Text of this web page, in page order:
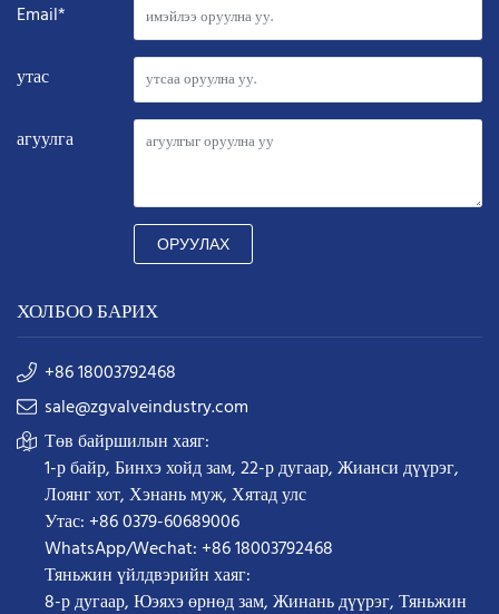
Email*
утас
агуулга
ОРУУЛАХ
ХОЛБОО БАРИХ
+86 18003792468
sale@zgvalveindustry.com
Төв байршилын хаяг:
1-р байр, Бинхэ хойд зам, 22-р дугаар, Жианси дүүрэг,
Лоянг хот, Хэнань муж, Хятад улс
Утас: +86 0379-60689006
WhatsApp/Wechat: +86 18003792468
Тяньжин үйлдвэрийн хаяг:
8-р дугаар, Юэяхэ өрнөд зам, Жинань дүүрэг, Тяньжин